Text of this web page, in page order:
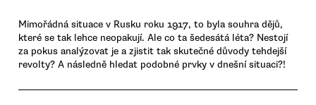
Mimořádná situace v Rusku roku 1917, to byla souhra dějů,
které se tak lehce neopakují. Ale co ta šedesátá léta? Nestojí
za pokus analýzovat je a zjistit tak skutečné důvody tehdejší
revolty? A následně hledat podobné prvky v dnešní situaci?!